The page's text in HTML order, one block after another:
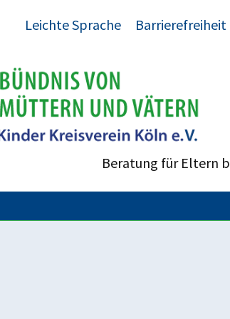
Leichte Sprache Barrierefreiheit
Beratung für Eltern